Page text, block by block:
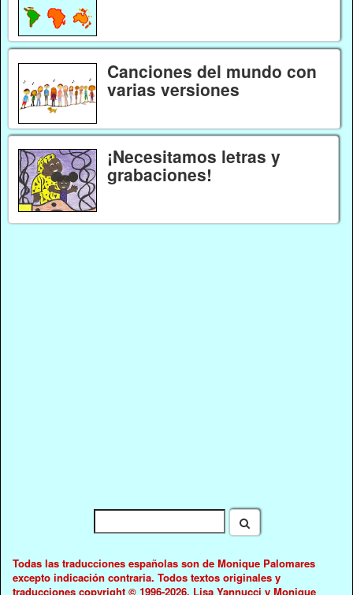
Canciones del mundo con
varias versiones
¡Necesitamos letras y
grabaciones!
Todas las traducciones españolas son de Monique Palomares
excepto indicación contraria. Todos textos originales y
traducciones copyright © 1996-2026. Lisa Yannucci y Monique